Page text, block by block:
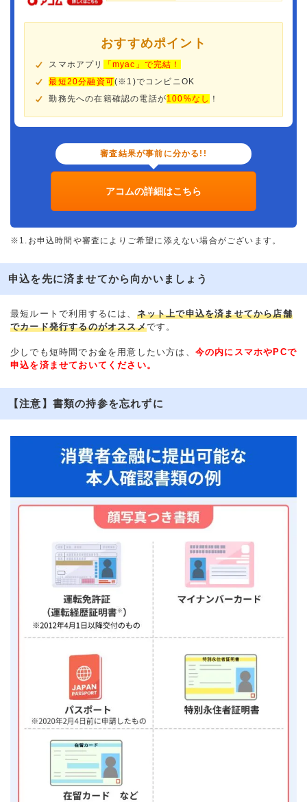
おすすめポイント
スマホアプリ
「myac」で完結！
最短20分融資可(※1)でコンビニOK
勤務先への在籍確認の電話が100%なし ！
審査結果が事前に分かる!!
アコムの詳細はこちら
※1.お申込時間や審査によりご希望に添えない場合がございます。
申込を先に済ませてから向かいましょう
最短ルートで利用するには、 ネット上で申込を済ませてから店舗
でカード発行するのがオススメです。
少しでも短時間でお金を用意したい方は、 今の内にスマホやPCで
申込を済ませておいてください。
【注意】書類の持参を忘れずに